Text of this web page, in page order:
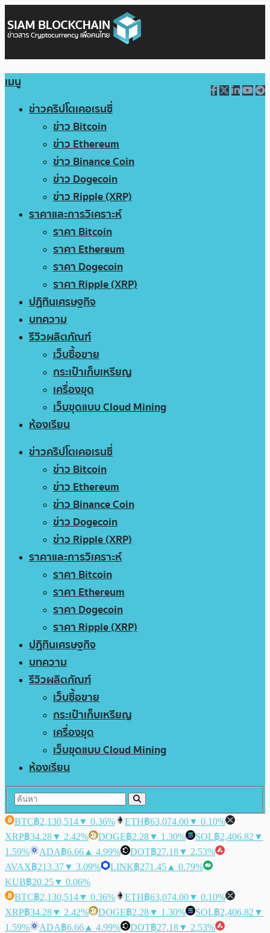
เมนู
ข่าวคริปโตเคอเรนซี่
ข่าว Bitcoin
ข่าว Ethereum
ข่าว Binance Coin
ข่าว Dogecoin
ข่าว Ripple (XRP)
ราคาและการวิเคราะห์
ราคา Bitcoin
ราคา Ethereum
ราคา Dogecoin
ราคา Ripple (XRP)
ปฏิทินเศรษฐกิจ
บทความ
รีวิวผลิตภัณฑ์
เว็บซื้อขาย
กระเป๋าเก็บเหรียญ
เครื่องขุด
เว็บขุดแบบ Cloud Mining
ห้องเรียน
ข่าวคริปโตเคอเรนซี่
ข่าว Bitcoin
ข่าว Ethereum
ข่าว Binance Coin
ข่าว Dogecoin
ข่าว Ripple (XRP)
ราคาและการวิเคราะห์
ราคา Bitcoin
ราคา Ethereum
ราคา Dogecoin
ราคา Ripple (XRP)
ปฏิทินเศรษฐกิจ
บทความ
รีวิวผลิตภัณฑ์
เว็บซื้อขาย
กระเป๋าเก็บเหรียญ
เครื่องขุด
เว็บขุดแบบ Cloud Mining
ห้องเรียน
BTC฿2,130,514▼ 0.36% ETH฿63,074.00▼ 0.10%
XRP฿34.28▼ 2.42% DOGE฿2.28▼ 1.30% SOL฿2,406.82 ▼
1.59%
ADA฿6.66 ▲ 4.99% DOT฿27.18▼ 2.53%
AVAX฿213.37▼ 3.09% LINK฿271.45 ▲ 0.79%
KUB฿20.25▼ 0.06%
BTC฿2,130,514▼ 0.36% ETH฿63,074.00▼ 0.10%
XRP฿34.28▼ 2.42% DOGE฿2.28▼ 1.30% SOL฿2,406.82 ▼
1.59%
ADA฿6.66 ▲ 4.99% DOT฿27.18▼ 2.53%